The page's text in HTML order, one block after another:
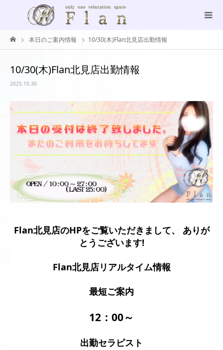
本日のご案内情報 10/30(木)Flan北見店出勤情報
10/30(木)Flan北見店出勤情報
2025.10.30
Flan北見店のHPをご覧いただきまして、 ありが
とうございます!
Flan北見店リアルタイム情報
最短ご案内
12：00～
出勤セラピスト